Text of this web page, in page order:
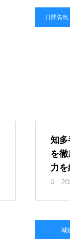
日間賀
知多
を
力
城